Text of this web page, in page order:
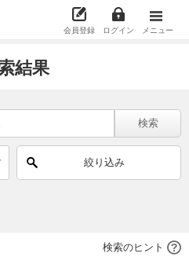
会員登録 ログイン メニュー
結果
検索
絞り込み
検索のヒント